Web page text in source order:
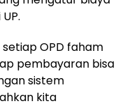
OPD faham
pembayaran bisa
sistem
kita